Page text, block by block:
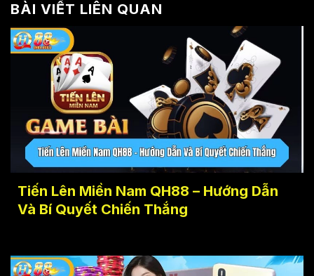
BÀI VIẾT LIÊN QUAN
Tiến Lên Miền Nam QH88 – Hướng Dẫn
Và Bí Quyết Chiến Thắng